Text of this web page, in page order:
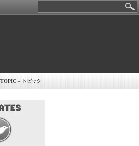
TOPIC – トピック